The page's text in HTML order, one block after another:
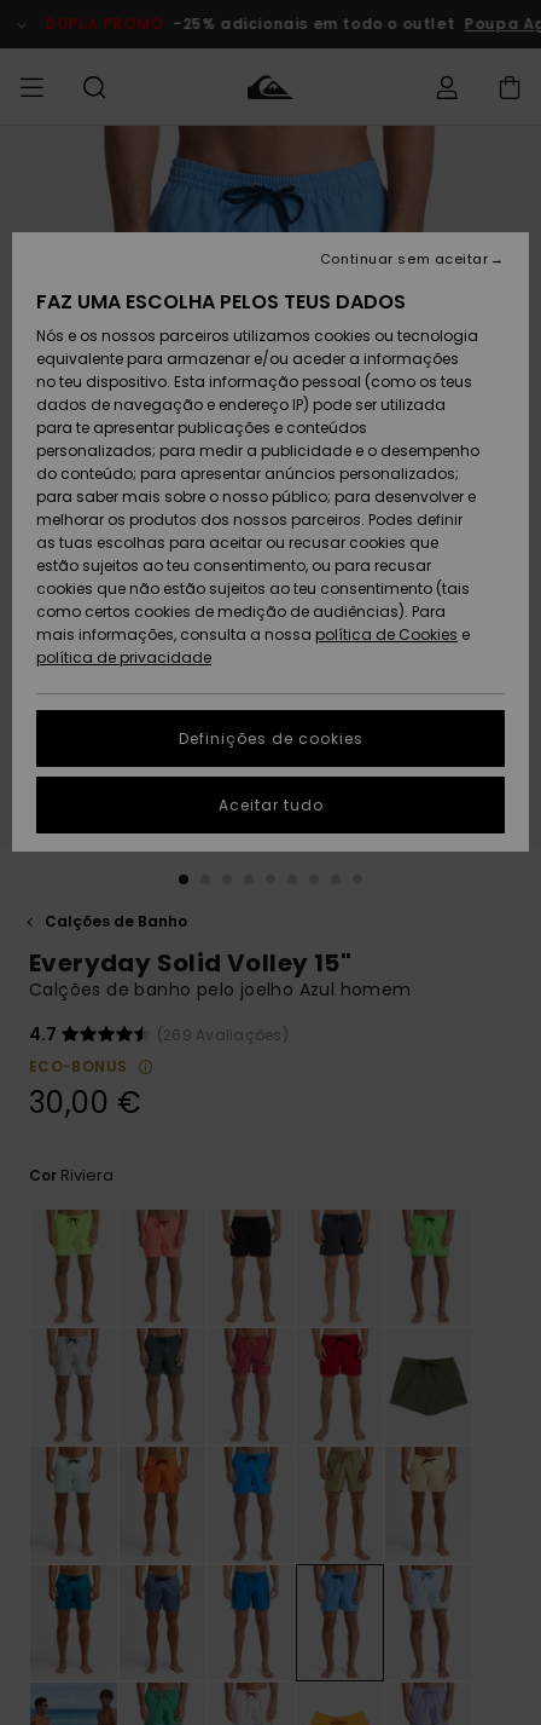
do
DUPLA PROMO -25% adicionais em todo o outlet Poupa
Roupas
Calçado e
chinelos
Surfe/água
Snow
Artigos
recém-
chegados
Coleções
MENINO
Roupas
Calçado e
chinelos
Surfe/água
Neve
Artigos
recém-
chegados
Highlights
MULHER
Shop
chegados
Highlights
Snow
SURF
Surf Shop
Homem
Crianças
Highlights
Community
SNOW
Artigos
Neve
Homem
Artigos
Criança
Snow Shop
Feminino
Highlights
Community
DUPLA
PROMO
Outlet
Homem
Criança
Outlet
Mulher
AJUDA
Acede à tua
encomenda
Devoluções
Pagamento
Cartão
presente
Quiksilver
Freedom
Protecção de
dados
Guia de
tamanhos
conversa para
obteres a
resposta mais
conversa
Encontra
respostas
para as
Consultar
as FAQ
SUSTAINABILITY
PRESENTE
DESEJO
Calções de Banho
Everyday Solid Volley 15"
Calções de banho pelo joelho Azul homem
4.7
(269 Avaliações)
ECO-BONUS
30,00 €
Cor Riviera
FAZ UMA ESCOLHA PELOS TEUS DADOS
Nós e os nossos parceiros utilizamos cookies ou tecnologia
equivalente para armazenar e/ou aceder a informações
no teu dispositivo. Esta informação pessoal (como os teus
dados de navegação e endereço IP) pode ser utilizada
para te apresentar publicações e conteúdos
personalizados; para medir a publicidade e o desempenho
do conteúdo; para apresentar anúncios personalizados;
para saber mais sobre o nosso público; para desenvolver e
melhorar os produtos dos nossos parceiros. Podes definir
as tuas escolhas para aceitar ou recusar cookies que
estão sujeitos ao teu consentimento, ou para recusar
cookies que não estão sujeitos ao teu consentimento (tais
como certos cookies de medição de audiências). Para
mais informações, consulta a nossa política de Cookies e
política de privacidade
Definições de cookies
Continuar sem aceitar
Aceitar tudo